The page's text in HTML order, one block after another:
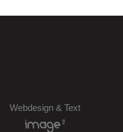
Webdesign & Text